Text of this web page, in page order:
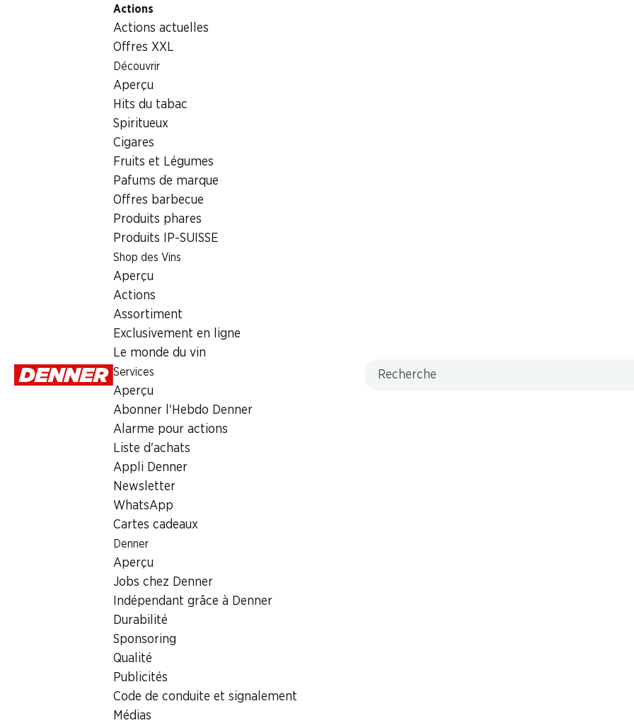
Actions
Actions actuelles
Offres XXL
Découvrir
Aperçu
Hits du tabac
Spiritueux
Cigares
Fruits et Légumes
Pafums de marque
Offres barbecue
Produits phares
Produits IP-SUISSE
Shop des Vins
Aperçu
Actions
Assortiment
Exclusivement en ligne
Le monde du vin
Services
Aperçu
Abonner l'Hebdo Denner
Alarme pour actions
Liste d'achats
Appli Denner
Newsletter
WhatsApp
Cartes cadeaux
Denner
Aperçu
Jobs chez Denner
Indépendant grâce à Denner
Durabilité
Sponsoring
Qualité
Publicités
Code de conduite et signalement
Médias
Viande/charcuterie/poisson
Lard à griller IP-SUISSE
Labels et distinctions
1002984
Les clients ont également acheté
SPECIAL
4.80
Steaks d’autruche
Denner
Hongrie, 2 x env. 125 g,
½ PRIX
Espagne, 120 g